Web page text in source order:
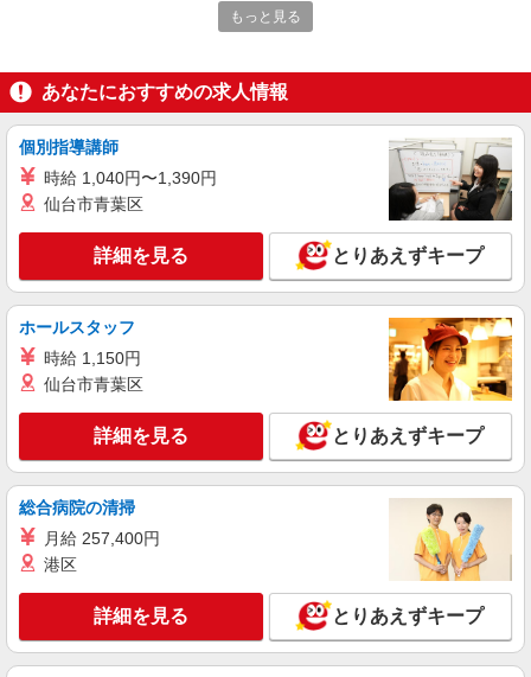
【正社員】月給240,000〜400,000円 ・基本
善手当：20,000〜60,000円（勤続年数、保有資格
により変動） ・固定残業手当：20,000円（10時
間） ※固定残業時間を超過する場合には超過勤務
手当として別途支給 ・夜勤手当：10,000円/1回
（上記給与とは別に支給） 下記資格をお持ちの方
歓迎 ・認知症介護基礎研修 ・初任者研修 ・実務
埼玉県三郷市
キープ 詳細を見る
職業紹介
株式会社kotrio /●SW-S-2080122
のパートSTAFF◎
時給1550円〜2312円 ＜交通費全支給(ガソリ
ン代含む)＞
キープ 詳細を見る
株式会社kotrio /●SW-S-2023296
【新三郷駅】看護助手募集(パート)＊柔軟性が
時給1550円〜2312円 ＜交通費全支給(ガソリ
三郷市
キープ 詳細を見る
もっと見る
あなたにおすすめの求人情報
個別指導講師
時給 1,040円〜1,390円
仙台市青葉区
詳細を見る とりあえずキープ
ホールスタッフ
時給 1,150円
仙台市青葉区
詳細を見る とりあえずキープ
総合病院の清掃
月給 257,400円
港区
詳細を見る とりあえずキープ